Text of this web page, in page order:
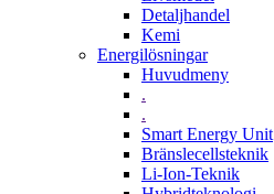
Detaljhandel
Kemi
Energilösningar
Huvudmeny
.
.
Smart Energy Unit
Bränslecellsteknik
Li-Ion-Teknik